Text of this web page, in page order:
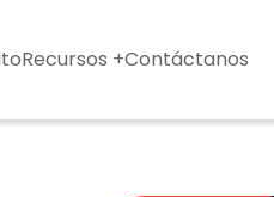
Recursos +Contáctanos